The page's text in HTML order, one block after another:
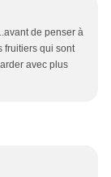
de penser à
fruitiers qui sont
avec plus